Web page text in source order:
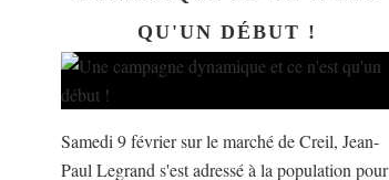
QU'UN DÉBUT !
Samedi 9 février sur le marché de Creil, Jean-
Paul Legrand s'est adressé à la population pour